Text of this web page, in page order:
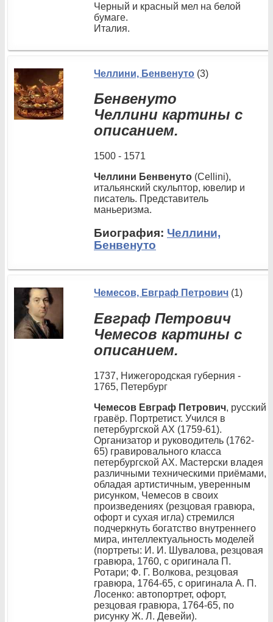
Черный и красный мел на белой
бумаге.
Италия.
Челлини, Бенвенуто (3)
Бенвенуто
Челлини картины с
описанием.
1500 - 1571
Челлини Бенвенуто (Cellini),
итальянский скульптор, ювелир и
писатель. Представитель
маньеризма.
Биография: Челлини,
Бенвенуто
Чемесов, Евграф Петрович (1)
Евграф Петрович
Чемесов картины с
описанием.
1737, Нижегородская губерния -
1765, Петербург
Чемесов Евграф Петрович, русский
гравёр. Портретист. Учился в
петербургской АХ (1759-61).
Организатор и руководитель (1762-
65) гравировального класса
петербургской АХ. Мастерски владея
различными техническими приёмами,
обладая артистичным, уверенным
рисунком, Чемесов в своих
произведениях (резцовая гравюра,
офорт и сухая игла) стремился
подчеркнуть богатство внутреннего
мира, интеллектуальность моделей
(портреты: И. И. Шувалова, резцовая
гравюра, 1760, с оригинала П.
Ротари; Ф. Г. Волкова, резцовая
гравюра, 1764-65, с оригинала А. П.
Лосенко: автопортрет, офорт,
резцовая гравюра, 1764-65, по
рисунку Ж. Л. Девейи).